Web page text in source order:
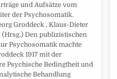
und Aufsätze vom
der Psychosomatik.
Groddeck , Klaus-Dieter
(Hrsg.) Den publizistischen
Psychosomatik machte
1917 mit der
Psychische Bedingtheit und
Behandlung